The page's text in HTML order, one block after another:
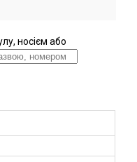
носієм або